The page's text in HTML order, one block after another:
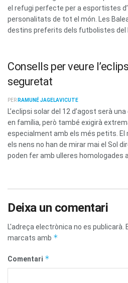
el refugi perfecte per a esportistes
personalitats de tot el món. Les
destins preferits dels futbolistes del
Consells per veure
seguretat
PER RAMUNÉ JAGELAVICUTE
L’eclipsi solar del 12 d’agost serà
en família, però també exigirà
especialment amb els més petits. El
els nens no han de mirar mai el Sol
poden fer amb ulleres homologades
Deixa un comentari
L'adreça electrònica no es publicarà.
marcats amb *
Comentari *